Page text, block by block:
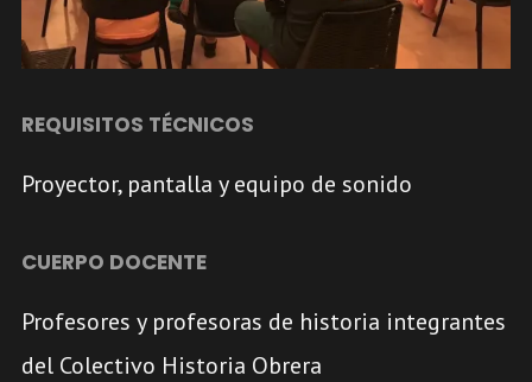
REQUISITOS TÉCNICOS
Proyector, pantalla y equipo de sonido
CUERPO DOCENTE
Profesores y profesoras de historia integrantes
del Colectivo Historia Obrera